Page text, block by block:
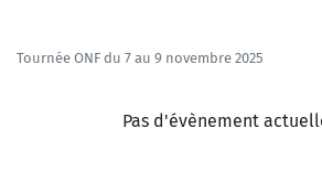
Tournée ONF du 7 au 9 novembre 2025
Pas d'évènement